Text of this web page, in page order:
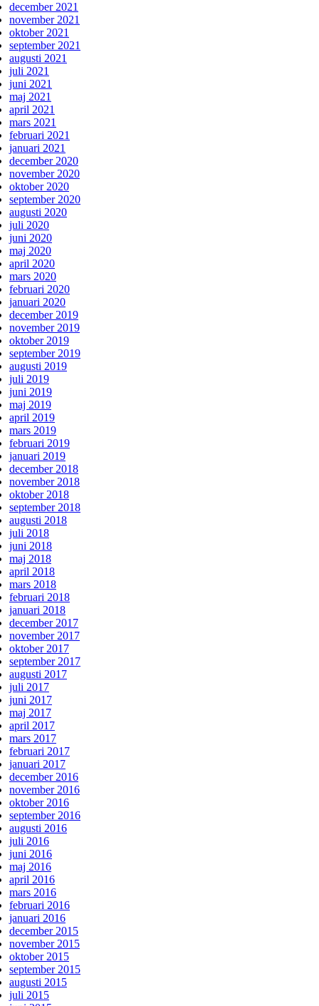
december 2021
november 2021
oktober 2021
september 2021
augusti 2021
juli 2021
juni 2021
maj 2021
april 2021
mars 2021
februari 2021
januari 2021
december 2020
november 2020
oktober 2020
september 2020
augusti 2020
juli 2020
juni 2020
maj 2020
april 2020
mars 2020
februari 2020
januari 2020
december 2019
november 2019
oktober 2019
september 2019
augusti 2019
juli 2019
juni 2019
maj 2019
april 2019
mars 2019
februari 2019
januari 2019
december 2018
november 2018
oktober 2018
september 2018
augusti 2018
juli 2018
juni 2018
maj 2018
april 2018
mars 2018
februari 2018
januari 2018
december 2017
november 2017
oktober 2017
september 2017
augusti 2017
juli 2017
juni 2017
maj 2017
april 2017
mars 2017
februari 2017
januari 2017
december 2016
november 2016
oktober 2016
september 2016
augusti 2016
juli 2016
juni 2016
maj 2016
april 2016
mars 2016
februari 2016
januari 2016
december 2015
november 2015
oktober 2015
september 2015
augusti 2015
juli 2015